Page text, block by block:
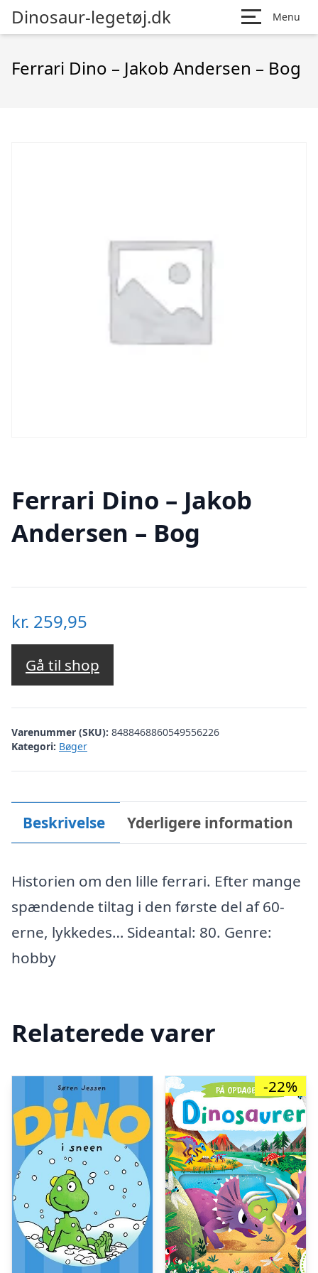
Dinosaur-legetøj.dk Menu
Ferrari Dino – Jakob Andersen – Bog
Ferrari Dino – Jakob
Andersen – Bog
kr. 259,95
Gå til shop
Varenummer (SKU): 8488468860549556226
Kategori: Bøger
Beskrivelse Yderligere information
Historien om den lille ferrari. Efter mange
spændende tiltag i den første del af 60-
erne, lykkedes… Sideantal: 80. Genre:
hobby
Relaterede varer
-22%